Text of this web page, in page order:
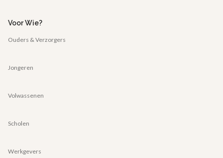
Voor Wie?
Ouders & Verzorgers
Jongeren
Volwassenen
Scholen
Werkgevers